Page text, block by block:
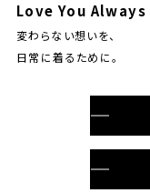
Love You Always
変わらない想いを、
日常に着るために。